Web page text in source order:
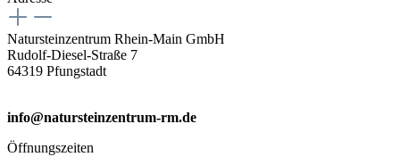
Natursteinzentrum Rhein-Main GmbH
Rudolf-Diesel-Straße 7
64319 Pfungstadt
info@natursteinzentrum-rm.de
Öffnungszeiten